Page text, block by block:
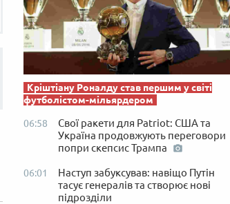
Кріштіану Роналду став першим у світі
футболістом-мільярдером
06:58
Свої ракети для Patriot: США та
Україна продовжують переговори
попри скепсис Трампа
06:01
Наступ забуксував: навіщо Путін
тасує генералів та створює нові
підрозділи